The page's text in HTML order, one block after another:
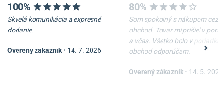
Remienok Hirsch Liberty -
Oceľový ťah Wenger
100%
Skvelá komunikácia a expresné
dodanie.
Overený zákazník • 14. 7. 2026
80%
Som spokojný s nákupom cez
obchod. Tovar mi prišiel v
a včas. Všetko bolo v
obchod odporúčam.
Overený zákazník • 14. 5.